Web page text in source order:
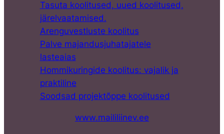
Tasuta koolitused, uued koolitused,
järelvaatamised.
Arenguvestluste koolitus
Palve majandusjuhatajatele
lasteaias
Hommikuringide koolitus: vajalik ja
praktiline
Soodsad projektõppe koolitused
www.maililiinev.ee